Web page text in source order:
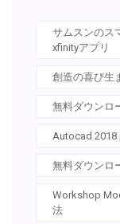
サムスンのス
xfinityアプリ
創造の喜び生
無料ダウンロ
Autocad
無料ダウンロ
Workshop
法